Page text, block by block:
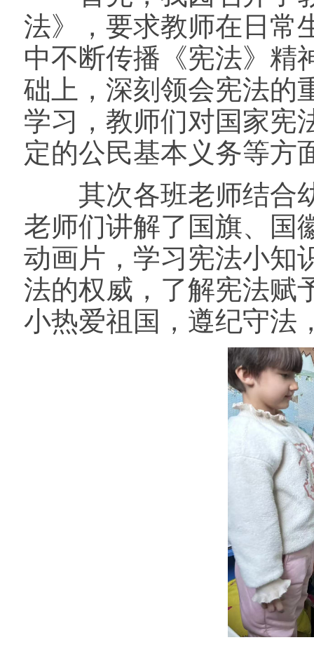
法》，要求教师在日常
中不断传播《宪法》精
础上，深刻领会宪法的
学习，教师们对国家宪
定的公民基本义务等方
其次各班老师结合幼
老师们讲解了国旗、国
动画片，学习宪法小知
法的权威，了解宪法赋
小热爱祖国，遵纪守法